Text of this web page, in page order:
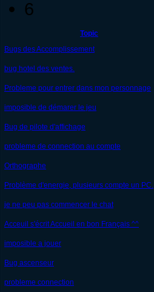
6
Topic
Bugs des Accomplissement
bug hotel des ventes.
Probleme pour entrer dans mon personnage
imposible de démarer le jeu
Bug de pilote d'affichage
probleme de connection au compte
Orthographe
Problème d'energie, plusieurs compte un PC.
je ne peu pas commencer le chat
Acceuil s'écrit Accueil en bon Français ^^
imposible a jouer
Bug ascenseur
probleme connection